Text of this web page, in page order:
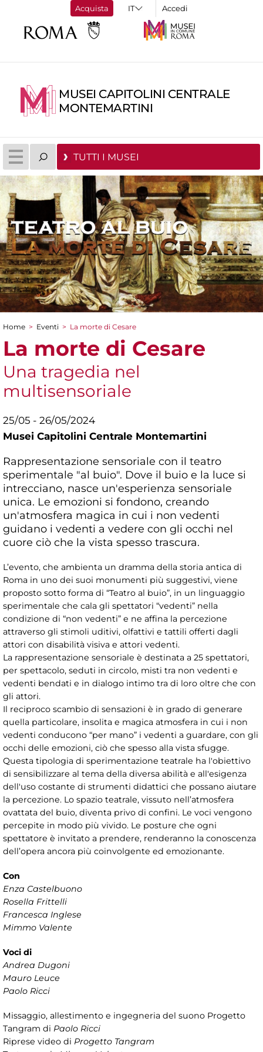
Acquista Accedi
MUSEI CAPITOLINI CENTRALE
MONTEMARTINI
TUTTI I MUSEI
Tu sei qui
Home > Eventi > La morte di Cesare
La morte di Cesare
Una tragedia nel
multisensoriale
25/05 - 26/05/2024
Musei Capitolini Centrale Montemartini
Rappresentazione sensoriale con il teatro
sperimentale "al buio". Dove il buio e la luce si
intrecciano, nasce un'esperienza sensoriale
unica. Le emozioni si fondono, creando
un'atmosfera magica in cui i non vedenti
guidano i vedenti a vedere con gli occhi nel
cuore ciò che la vista spesso trascura.
L’evento, che ambienta un dramma della storia antica di
Roma in uno dei suoi monumenti più suggestivi, viene
proposto sotto forma di “Teatro al buio”, in un linguaggio
sperimentale che cala gli spettatori “vedenti” nella
condizione di “non vedenti” e ne affina la percezione
attraverso gli stimoli uditivi, olfattivi e tattili offerti dagli
attori con disabilità visiva e attori vedenti.
La rappresentazione sensoriale è destinata a 25 spettatori,
per spettacolo, seduti in circolo, misti tra non vedenti e
vedenti bendati e in dialogo intimo tra di loro oltre che con
gli attori.
Il reciproco scambio di sensazioni è in grado di generare
quella particolare, insolita e magica atmosfera in cui i non
vedenti conducono “per mano” i vedenti a guardare, con gli
occhi delle emozioni, ciò che spesso alla vista sfugge.
Questa tipologia di sperimentazione teatrale ha l'obiettivo
di sensibilizzare al tema della diversa abilità e all'esigenza
dell'uso costante di strumenti didattici che possano aiutare
la percezione. Lo spazio teatrale, vissuto nell’atmosfera
ovattata del buio, diventa privo di confini. Le voci vengono
percepite in modo più vivido. Le posture che ogni
spettatore è invitato a prendere, renderanno la conoscenza
dell’opera ancora più coinvolgente ed emozionante.
Con
Enza Castelbuono
Rosella Frittelli
Francesca Inglese
Mimmo Valente
Voci di
Andrea Dugoni
Mauro Leuce
Paolo Ricci
Missaggio, allestimento e ingegneria del suono Progetto
Tangram di Paolo Ricci
Riprese video di Progetto Tangram